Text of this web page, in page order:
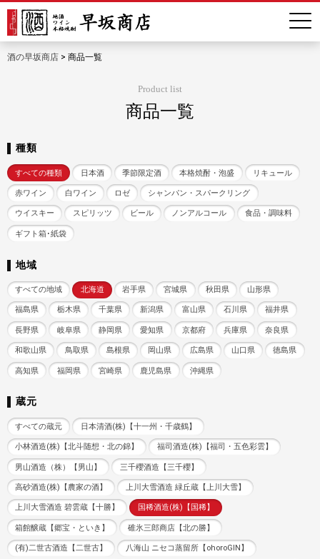
酒の早坂商店 > 商品一覧
Product list
商品一覧
種類
すべての種類 日本酒 季節限定酒 本格焼酎・泡盛 リキュール
赤ワイン 白ワイン ロゼ シャンパン・スパークリング
ウイスキー スピリッツ ビール ノンアルコール 食品・調味料
ギフト箱･紙袋
地域
すべての地域 北海道 岩手県 宮城県 秋田県 山形県
福島県 栃木県 千葉県 新潟県 富山県 石川県 福井県
長野県 岐阜県 静岡県 愛知県 京都府 兵庫県 奈良県
和歌山県 鳥取県 島根県 岡山県 広島県 山口県 徳島県
高知県 福岡県 宮崎県 鹿児島県 沖縄県
蔵元
すべての蔵元 日本清酒(株)【十一州・千歳鶴】
小林酒造(株)【北斗随想・北の錦】 福司酒造(株)【福司・五色彩雲】
男山酒造（株）【男山】 三千櫻酒造【三千櫻】
高砂酒造(株)【農家の酒】 上川大雪酒造 緑丘蔵【上川大雪】
上川大雪酒造 碧雲蔵【十勝】 国稀酒造(株)【国稀】
箱館醸蔵【郷宝・といき】 碓氷三郎商店【北の勝】
(有)二世古酒造【二世古】 八海山 ニセコ蒸留所【ohoroGIN】